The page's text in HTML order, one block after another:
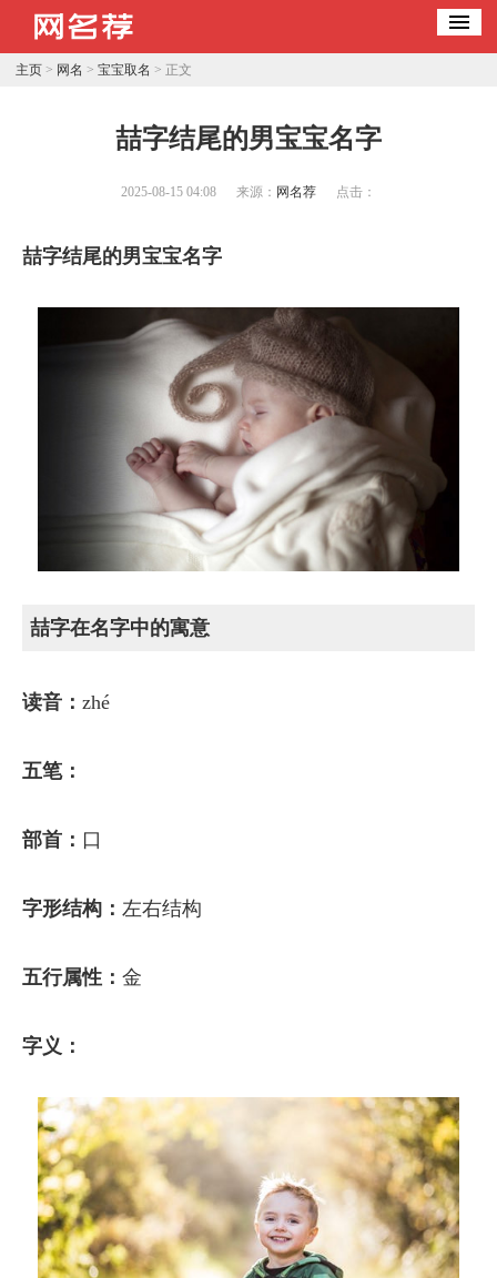
主页> 网名 > 宝宝取名 > 正文
​喆字结尾的男宝宝名字
2025-08-15 04:08 来源： 网名荐 点击：
喆字结尾的男宝宝名字
喆字在名字中的寓意
读音： zhé
五笔：
部首： 口
字形结构： 左右结构
五行属性： 金
字义：